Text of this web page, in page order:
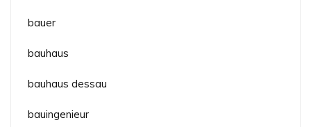
bauer
bauhaus
bauhaus dessau
bauingenieur